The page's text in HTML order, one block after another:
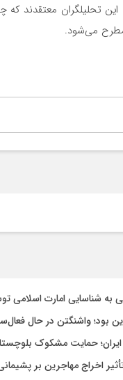
تحلیلگران معتقدند
می‌شود.
به شناسایی امارت
بود؛ واشنگتن در حال
حمایت مشکوک بلوچستان
اخراج مهاجرین بر